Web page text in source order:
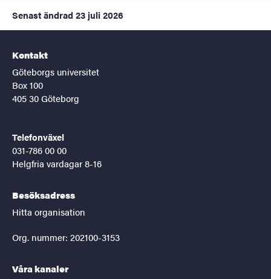
Senast ändrad 23 juli 2026
Kontakt
Göteborgs universitet
Box 100
405 30 Göteborg
Telefonväxel
031-786 00 00
Helgfria vardagar 8-16
Besöksadress
Hitta organisation
Org. nummer: 202100-3153
Våra kanaler